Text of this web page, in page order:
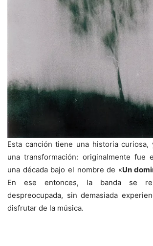
Esta canción tiene una historia
una transformación: originalmente fue
una década bajo el nombre de «Un
En ese entonces, la banda se
despreocupada, sin demasiada
disfrutar de la música.